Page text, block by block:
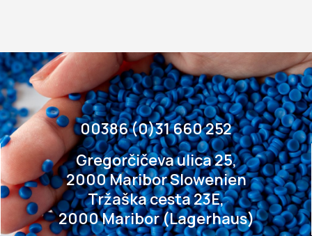
00386 (0)31 660 252
Gregorčičeva ulica 25,
2000 Maribor Slowenien
Tržaška cesta 23E,
2000 Maribor (Lagerhaus)